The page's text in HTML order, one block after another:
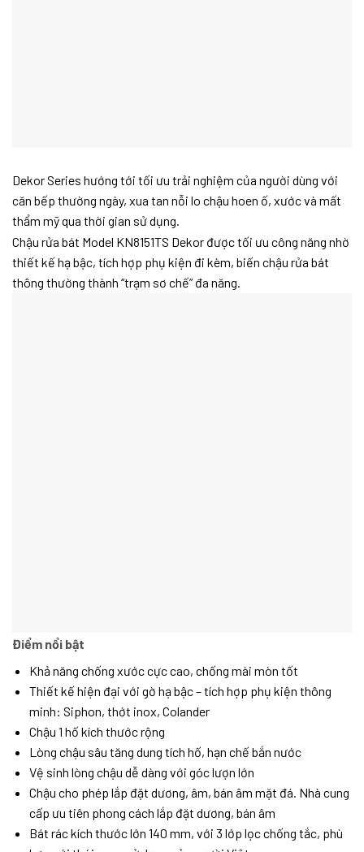
Dekor Series hướng tới tối ưu trải nghiệm của người dùng với
căn bếp thường ngày, xua tan nỗi lo chậu hoen ố, xước và mất
thẩm mỹ qua thời gian sử dụng.
Chậu rửa bát Model KN8151TS Dekor được tối ưu công năng nhờ
thiết kế hạ bậc, tích hợp phụ kiện đi kèm, biến chậu rửa bát
thông thường thành “trạm sơ chế” đa năng.
Điểm nổi bật
Khả năng chống xước cực cao, chống mài mòn tốt
Thiết kế hiện đại với gờ hạ bậc – tích hợp phụ kiện thông
minh: Siphon, thớt inox, Colander
Chậu 1 hố kích thước rộng
Lòng chậu sâu tăng dung tích hố, hạn chế bắn nước
Vệ sinh lòng chậu dễ dàng với góc lượn lớn
Chậu cho phép lắp đặt dương, âm, bán âm mặt đá. Nhà cung
cấp ưu tiên phong cách lắp đặt dương, bán âm
Bát rác kích thước lớn 140 mm, với 3 lớp lọc chống tắc, phù